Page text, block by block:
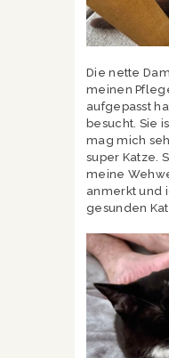
Die nette
meinen
aufgepasst
besucht. Sie
mag mich
super Katze.
meine
anmerkt und
gesunden